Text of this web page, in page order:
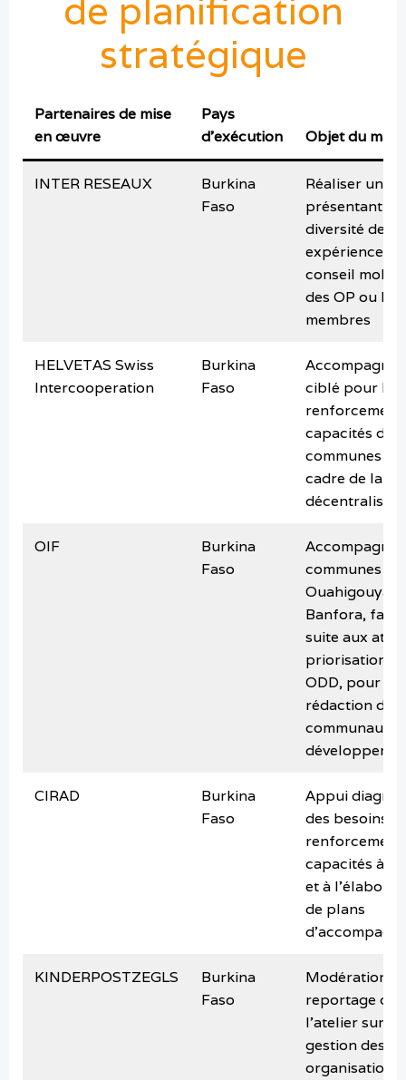
de planification
stratégique
Partenaires de mise
en œuvre
Pays
d’exécution
Objet du
INTER RESEAUX
Burkina
Faso
Réaliser une
présentant la
diversité des
expériences
conseil
des OP ou
membres
HELVETAS Swiss
Intercooperation
Burkina
Faso
ciblé pour le
renforcement
capacités des
communes
cadre de la
OIF
Burkina
Faso
communes de
Ouahigouya
Banfora,
suite aux
priorisations
ODD, pour la
rédaction des
communaux
CIRAD
Burkina
Faso
Appui
des besoins
renforcement
capacités à
et à
de plans
KINDERPOSTZEGLS
Burkina
Faso
Modération et
reportage de
l’atelier sur la
gestion des
organisation